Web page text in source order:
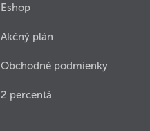
Eshop
Akčný plán
Obchodné podmienky
2 percentá